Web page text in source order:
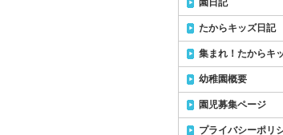
園日記
たからキッズ日記
集まれ！たからキ
幼稚園概要
園児募集ページ
プライバシーポリ